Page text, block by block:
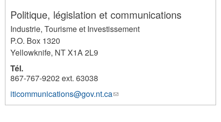
Politique, législation et communications
Industrie, Tourisme et Investissement
P.O. Box 1320
Yellowknife, NTX1A 2L9
Tél.
867-767-9202 ext. 63038
iticommunications@gov.nt.ca(link
sends
1254